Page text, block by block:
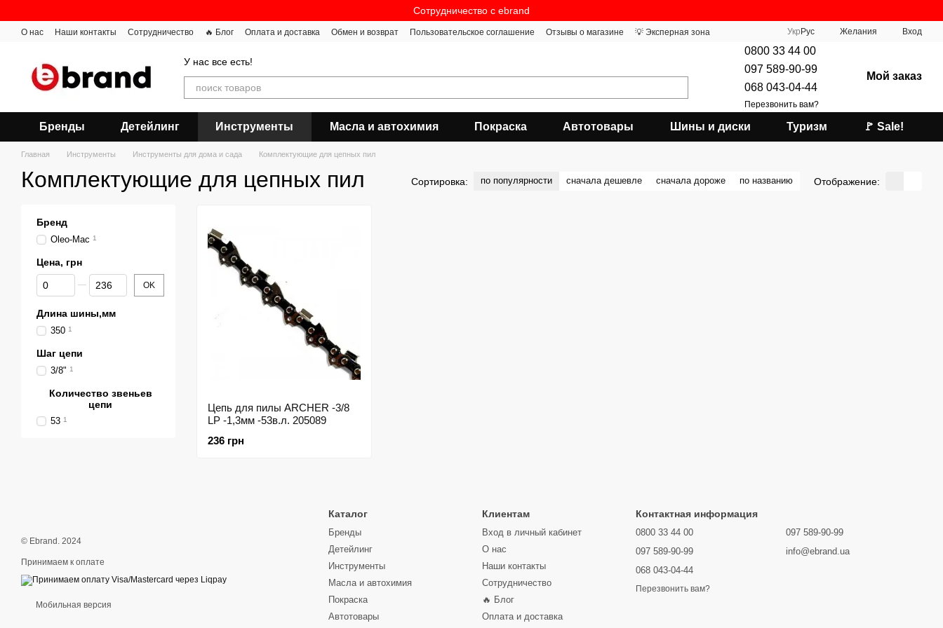
Сотрудничество c ebrand
О нас Наши контакты Сотрудничество 🔥 Блог Оплата и доставка Обмен и возврат Пользовательское соглашение Отзывы о магазине 💡 Эксперная зона Укр Рус Желания Вход
У нас все есть!
0800 33 44 00
097 589-90-99
068 043-04-44
Перезвонить вам?
Мой заказ
Бренды Детейлинг Инструменты Масла и автохимия Покраска Автотовары Шины и диски Туризм 🚩 Sale!
Главная Инструменты Инструменты для дома и сада Комплектующие для цепных пил
Комплектующие для цепных пил Сортировка: по популярности сначала дешевле сначала дороже по названию Отображение:
Цепь для пилы ARCHER -3/8
LP -1,3мм -53в.л. 205089
236 грн
Бренд
Oleo-Mac 1
Цена, грн
От Цена, грн
До Цена, грн OK
Длина шины,мм
350 1
Шаг цепи
3/8" 1
Количество звеньев
цепи
53 1
© Ebrand. 2024
Принимаем к оплате
Мобильная версия
Каталог
Бренды
Детейлинг
Инструменты
Масла и автохимия
Покраска
Автотовары
Клиентам
Вход в личный кабинет
О нас
Наши контакты
Сотрудничество
🔥 Блог
Оплата и доставка
Контактная информация
0800 33 44 00
097 589-90-99
068 043-04-44
Перезвонить вам?
097 589-90-99
info@ebrand.ua